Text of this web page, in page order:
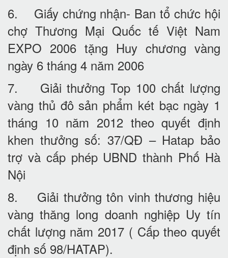
6. Giấy chứng nhận- Ban tổ chức hội
chợ Thương Mại Quốc tế Việt Nam
EXPO 2006 tặng Huy chương vàng
ngày 6 tháng 4 năm 2006
7. Giải thưởng Top 100 chất lượng
vàng thủ đô sản phẩm két bạc ngày 1
tháng 10 năm 2012 theo quyết định
khen thưởng số: 37/QĐ – Hatap bảo
trợ và cấp phép UBND thành Phố Hà
Nội
8. Giải thưởng tôn vinh thương hiệu
vàng thăng long doanh nghiệp Uy tín
chất lượng năm 2017 ( Cấp theo quyết
định số 98/HATAP).